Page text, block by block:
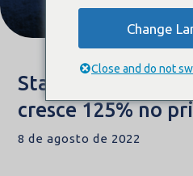
Startup de saúde
cresce 125% no
8 de agosto de 2022
Change
Close and do not